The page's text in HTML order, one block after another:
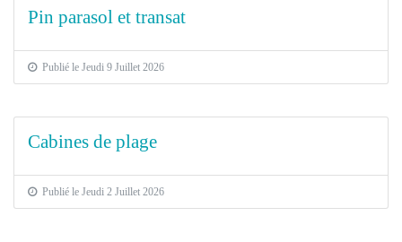
Pin parasol et transat
Publié le Jeudi 9 Juillet 2026
Cabines de plage
Publié le Jeudi 2 Juillet 2026